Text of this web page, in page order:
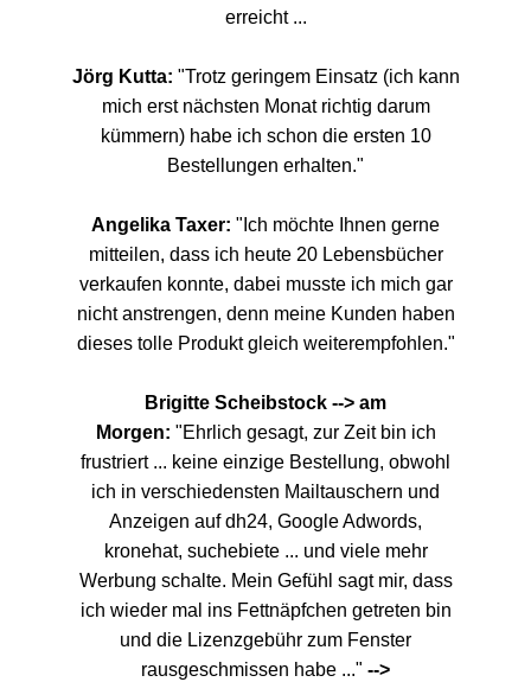
erreicht ...
Jörg Kutta: "Trotz geringem Einsatz (ich kann
mich erst nächsten Monat richtig darum
kümmern) habe ich schon die ersten 10
Bestellungen erhalten."
Angelika Taxer: "Ich möchte Ihnen gerne
mitteilen, dass ich heute 20 Lebensbücher
verkaufen konnte, dabei musste ich mich gar
nicht anstrengen, denn meine Kunden haben
dieses tolle Produkt gleich weiterempfohlen."
Brigitte Scheibstock --> am
Morgen: "Ehrlich gesagt, zur Zeit bin ich
frustriert ... keine einzige Bestellung, obwohl
ich in verschiedensten Mailtauschern und
Anzeigen auf dh24, Google Adwords,
kronehat, suchebiete ... und viele mehr
Werbung schalte. Mein Gefühl sagt mir, dass
ich wieder mal ins Fettnäpfchen getreten bin
und die Lizenzgebühr zum Fenster
rausgeschmissen habe ..." -->